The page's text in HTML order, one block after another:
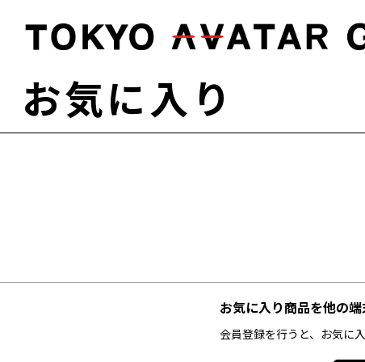
お気に入り
お気に入り商品を他の
会員登録を行うと、お気に